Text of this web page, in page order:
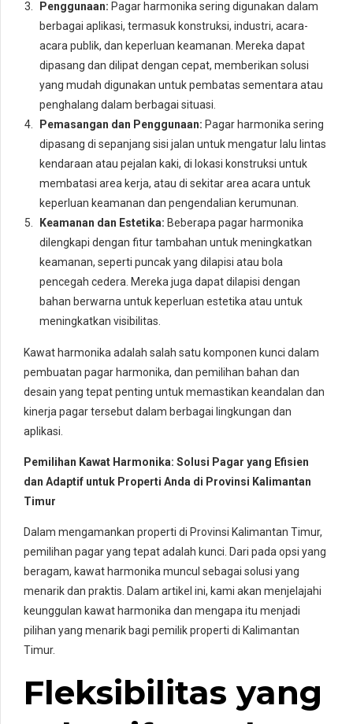
Penggunaan: Pagar harmonika sering digunakan dalam
berbagai aplikasi, termasuk konstruksi, industri, acara-
acara publik, dan keperluan keamanan. Mereka dapat
dipasang dan dilipat dengan cepat, memberikan solusi
yang mudah digunakan untuk pembatas sementara atau
penghalang dalam berbagai situasi.
Pemasangan dan Penggunaan: Pagar harmonika sering
dipasang di sepanjang sisi jalan untuk mengatur lalu lintas
kendaraan atau pejalan kaki, di lokasi konstruksi untuk
membatasi area kerja, atau di sekitar area acara untuk
keperluan keamanan dan pengendalian kerumunan.
Keamanan dan Estetika: Beberapa pagar harmonika
dilengkapi dengan fitur tambahan untuk meningkatkan
keamanan, seperti puncak yang dilapisi atau bola
pencegah cedera. Mereka juga dapat dilapisi dengan
bahan berwarna untuk keperluan estetika atau untuk
meningkatkan visibilitas.
Kawat harmonika adalah salah satu komponen kunci dalam
pembuatan pagar harmonika, dan pemilihan bahan dan
desain yang tepat penting untuk memastikan keandalan dan
kinerja pagar tersebut dalam berbagai lingkungan dan
aplikasi.
Pemilihan Kawat Harmonika: Solusi Pagar yang Efisien
dan Adaptif untuk Properti Anda di Provinsi Kalimantan
Timur
Dalam mengamankan properti di Provinsi Kalimantan Timur,
pemilihan pagar yang tepat adalah kunci. Dari pada opsi yang
beragam, kawat harmonika muncul sebagai solusi yang
menarik dan praktis. Dalam artikel ini, kami akan menjelajahi
keunggulan kawat harmonika dan mengapa itu menjadi
pilihan yang menarik bagi pemilik properti di Kalimantan
Timur.
Fleksibilitas yang